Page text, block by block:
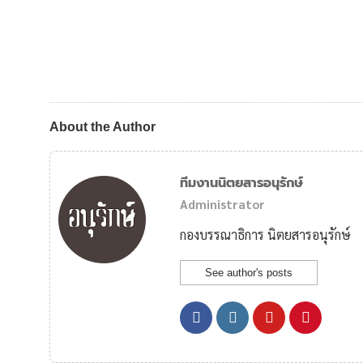
About the Author
ทีมงานนิตยสารอนุรักษ์
Administrator
กองบรรณาธิการ นิตยสารอนุรักษ์
See author's posts